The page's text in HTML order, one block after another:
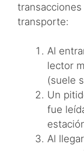
transporte:
Al
lector
(suele
Un
fue
Al